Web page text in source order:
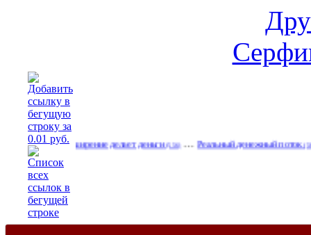
Расширение делает деньги(556)…Реальный денежный поток(585)…